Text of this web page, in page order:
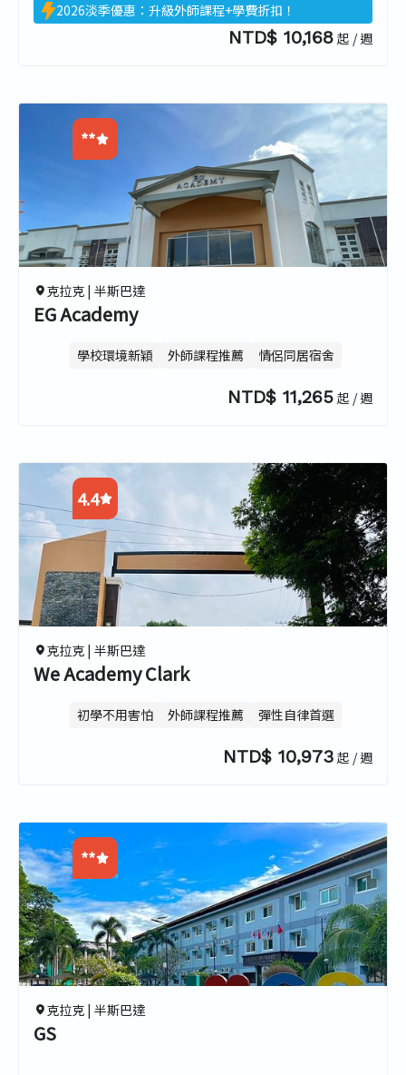
2026淡季優惠：升級外師課程+學費折扣！
NTD$ 10,168 起 / 週
**
0.0
0.0
0.0
0.0
克拉克 | 半斯巴達
EG Academy
學校環境新穎 外師課程推薦 情侶同居宿舍
NTD$ 11,265 起 / 週
4.4
4.5
4.5
4.0
克拉克 | 半斯巴達
We Academy Clark
初學不用害怕 外師課程推薦 彈性自律首選
NTD$ 10,973 起 / 週
**
0.0
0.0
0.0
0.0
克拉克 | 半斯巴達
GS